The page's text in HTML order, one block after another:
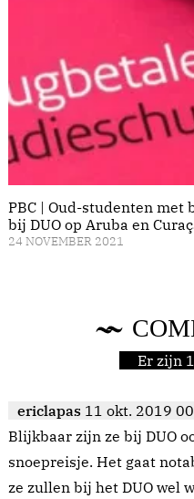
PBC | Oud-studenten
bij DUO op Aruba en
24 NOVEMBER 2021
Er zijn
ericlapas 11 okt. 2019
Blijkbaar zijn ze bij DUO
snoepreisje. Het gaat
ze zullen bij het DUO wel